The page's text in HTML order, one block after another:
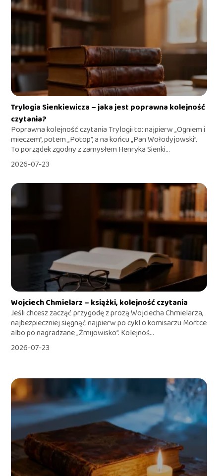
Trylogia Sienkiewicza – jaka jest poprawna kolejność
czytania?
Poprawna kolejność czytania Trylogii to: najpierw „Ogniem i
mieczem”, potem „Potop”, a na końcu „Pan Wołodyjowski”.
To porządek zgodny z zamysłem Henryka Sienki...
2026-07-23
Wojciech Chmielarz – książki, kolejność czytania
Jeśli chcesz zacząć przygodę z prozą Wojciecha Chmielarza,
najbezpieczniej sięgnąć najpierw po cykl o komisarzu Mortce
albo po nagradzane „Żmijowisko”. Kolejnoś...
2026-07-23